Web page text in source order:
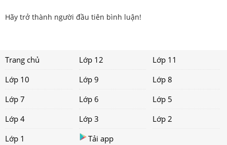
Hãy trở thành người đầu tiên bình luận!
Trang chủ Lớp 12
Lớp 11
Lớp 10
Lớp 9
Lớp 8
Lớp 7
Lớp 6
Lớp 5
Lớp 4
Lớp 3
Lớp 2
Lớp 1
Tải app